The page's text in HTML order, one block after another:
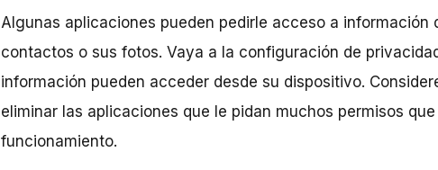
Algunas aplicaciones pueden pedirle acceso a
contactos o sus fotos. Vaya a la configuración de
información pueden acceder desde su dispositivo.
eliminar las aplicaciones que le pidan muchos permisos
funcionamiento.